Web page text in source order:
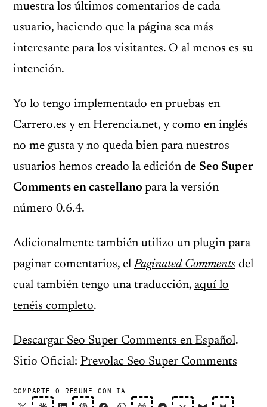
muestra los últimos comentarios de cada
usuario, haciendo que la página sea más
interesante para los visitantes. O al menos es su
intención.
Yo lo tengo implementado en pruebas en
Carrero.es y en Herencia.net, y como en inglés
no me gusta y no queda bien para nuestros
usuarios hemos creado la edición de Seo Super
Comments en castellano para la versión
número 0.6.4.
Adicionalmente también utilizo un plugin para
paginar comentarios, elPaginated Comments del
cual también tengo una traducción, aquí lo
tenéis completo.
Descargar Seo Super Comments en Español.
Sitio Oficial: Prevolac Seo Super Comments
COMPARTE O RESUME CON IA